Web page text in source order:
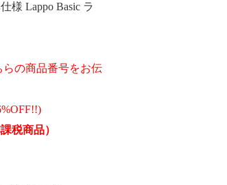
様 Lappo Basic ラ
課税商品）